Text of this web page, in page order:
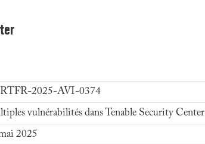
2025-AVI-0374
vulnérabilités dans Tenable Security Center
2025